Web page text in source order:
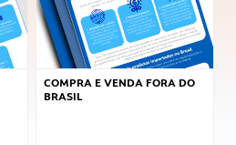
COMPRA E VENDA FORA DO
BRASIL